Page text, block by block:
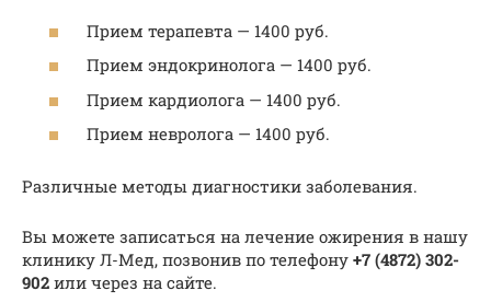
Прием терапевта — 1400 руб.
Прием эндокринолога — 1400 руб.
Прием кардиолога — 1400 руб.
Прием невролога — 1400 руб.
Различные методы диагностики заболевания.
Вы можете записаться на лечение ожирения в нашу
клинику Л-Мед, позвонив по телефону +7 (4872) 302-
902 или через на сайте.